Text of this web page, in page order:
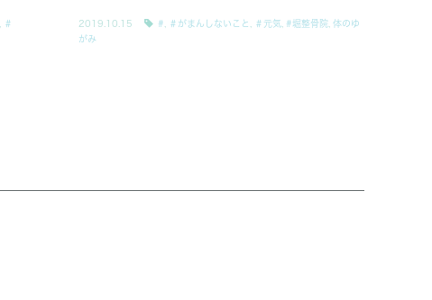
＃
2019.10.15 # ＃がまんしないこと ＃元気 #堀整骨院, 体のゆ
がみ